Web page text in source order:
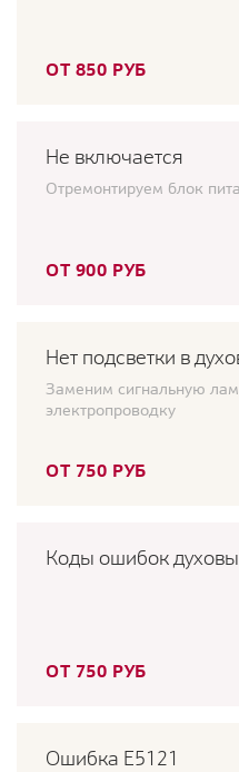
ОТ 850 РУБ
Не включается
Отремонтируем блок
ОТ 900 РУБ
Нет подсветки в
Заменим сигнальную
электропроводку
ОТ 750 РУБ
Коды ошибок
ОТ 750 РУБ
Ошибка E5121